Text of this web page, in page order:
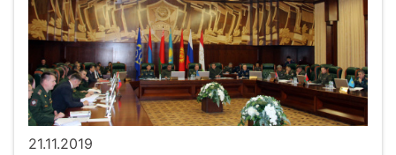
21.11.2019